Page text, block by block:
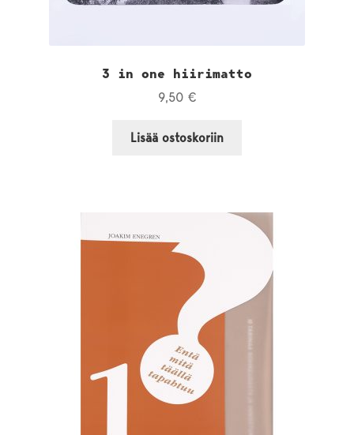
3 in one hiirimatto
9,50 €
Lisää ostoskoriin